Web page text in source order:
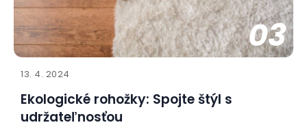
03
13. 4. 2024
Ekologické rohožky: Spojte štýl s
udržateľnosťou